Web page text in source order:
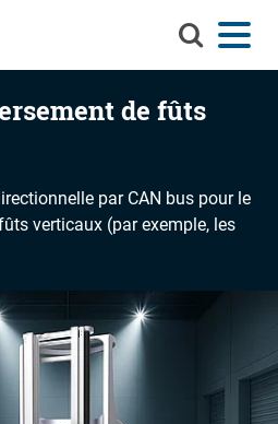
Recherchez
KAUP
Menu
Connexion
de fûts
par CAN bus pour le
verticaux (par exemple, les